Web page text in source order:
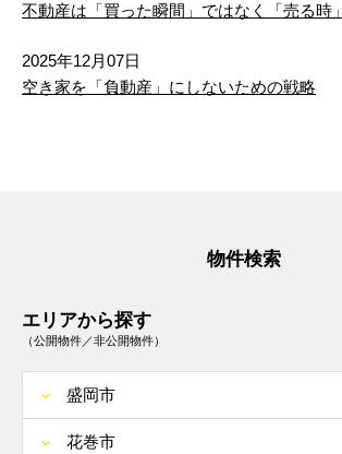
不動産は「買った瞬間」ではなく「売る時
2025年12月07日
空き家を「負動産」にしないための戦略
物件検索
エリアから探す
（公開物件／非公開物件）
盛岡市
花巻市